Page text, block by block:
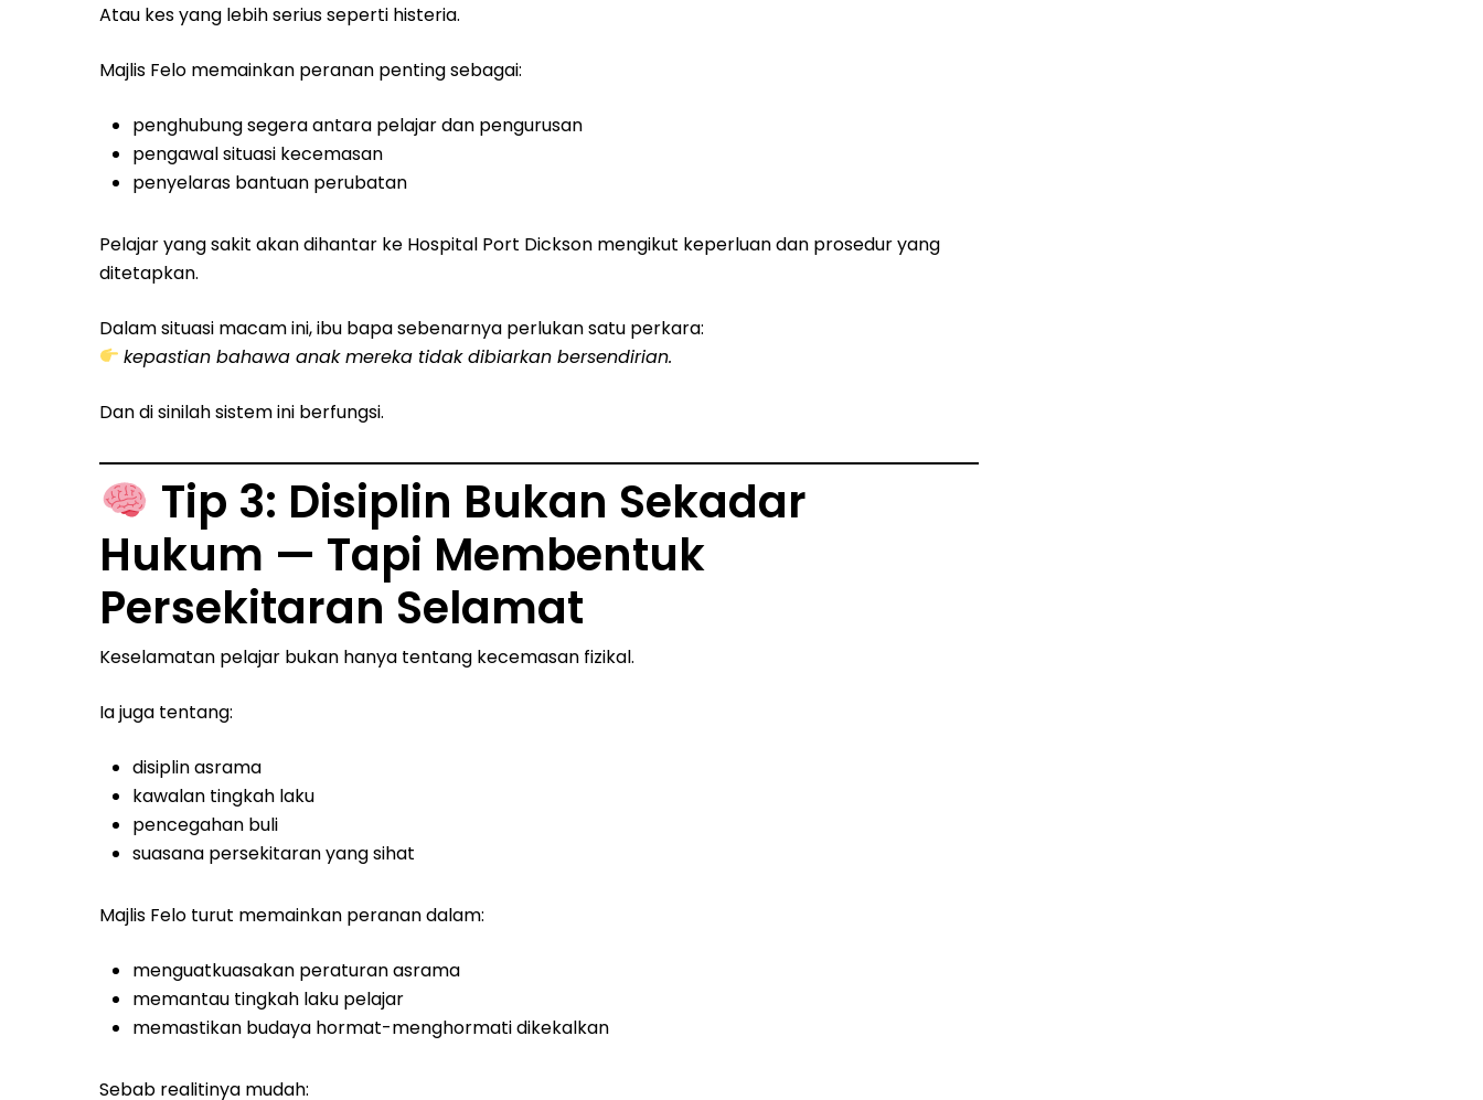
Atau kes yang lebih serius seperti histeria.
Majlis Felo memainkan peranan penting sebagai:
penghubung segera antara pelajar dan pengurusan
pengawal situasi kecemasan
penyelaras bantuan perubatan
Pelajar yang sakit akan dihantar ke Hospital Port Dickson mengikut keperluan dan prosedur yang
ditetapkan.
Dalam situasi macam ini, ibu bapa sebenarnya perlukan satu perkara:
kepastian bahawa anak mereka tidak dibiarkan bersendirian.
Dan di sinilah sistem ini berfungsi.
Tip 3: Disiplin Bukan Sekadar
Hukum — Tapi Membentuk
Persekitaran Selamat
Keselamatan pelajar bukan hanya tentang kecemasan fizikal.
Ia juga tentang:
disiplin asrama
kawalan tingkah laku
pencegahan buli
suasana persekitaran yang sihat
Majlis Felo turut memainkan peranan dalam:
menguatkuasakan peraturan asrama
memantau tingkah laku pelajar
memastikan budaya hormat-menghormati dikekalkan
Sebab realitinya mudah: